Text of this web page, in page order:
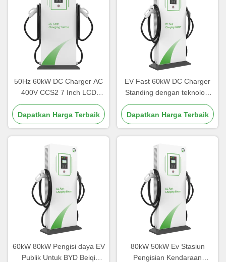
50Hz 60kW DC Charger AC
400V CCS2 7 Inch LCD
Display Dengan
Perlindungan Listrik Penuh
Dapatkan Harga Terbaik
EV Fast 60kW DC Charger
Standing dengan teknologi
konversi daya canggih
Dapatkan Harga Terbaik
60kW 80kW Pengisi daya EV
Publik Untuk BYD Beiqi
80kW 50kW Ev Stasiun
Pengisian Kendaraan